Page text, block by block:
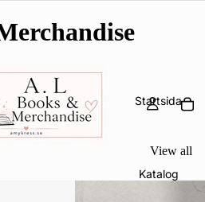
Startsida
Katalog
View all